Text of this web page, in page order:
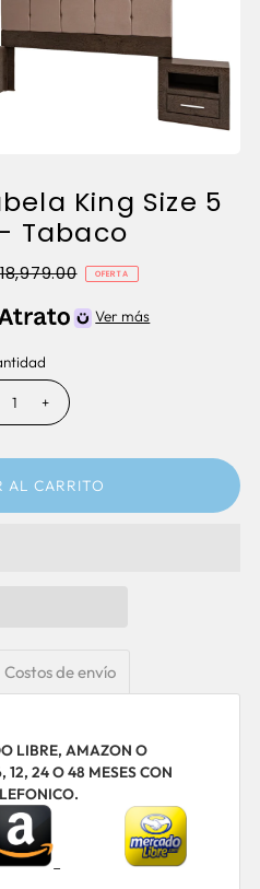
King Size 5
Tabaco
OFERTA
Ver más
+
Costos de envío
LIBRE, AMAZON O
12, 24 O 48 MESES CON